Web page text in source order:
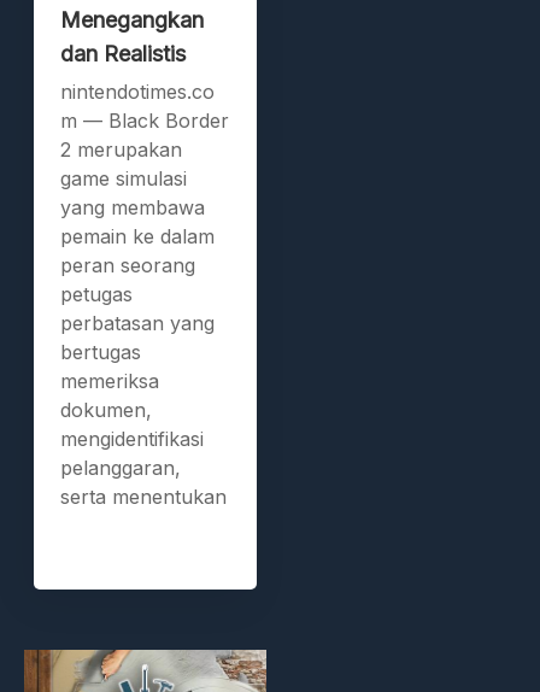
Menegangkan
dan Realistis
nintendotimes.co
m — Black Border
2 merupakan
game simulasi
yang membawa
pemain ke dalam
peran seorang
petugas
perbatasan yang
bertugas
memeriksa
dokumen,
mengidentifikasi
pelanggaran,
serta menentukan